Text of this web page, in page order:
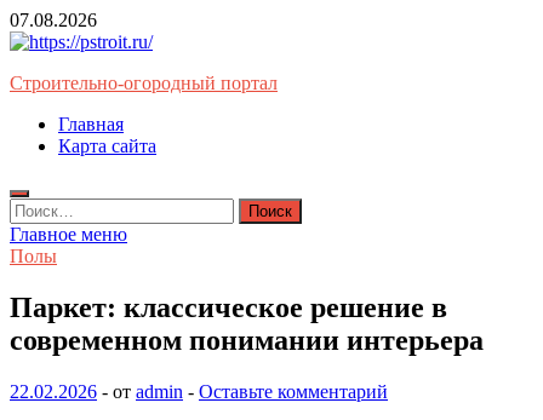
Перейти
к
07.08.2026
Строительно-огородный портал
Главная
Карта сайта
Найти:
Главное меню
Полы
Паркет: классическое решение в
современном понимании интерьера
22.02.2026 - от admin - Оставьте комментарий